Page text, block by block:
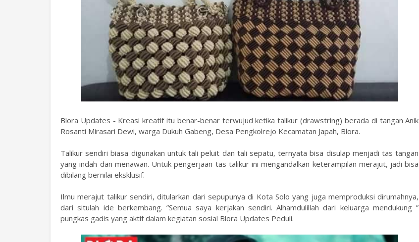
Blora Updates - Kreasi kreatif itu benar-benar terwujud ketika talikur (drawstring) berada di tangan Anik
Rosanti Mirasari Dewi, warga Dukuh Gabeng, Desa Pengkolrejo Kecamatan Japah, Blora.
Talikur sendiri biasa digunakan untuk tali peluit dan tali sepatu, ternyata bisa disulap menjadi tas tangan
yang indah dan menawan. Untuk pengerjaan tas talikur ini mengandalkan keterampilan merajut, jadi bisa
dibilang bernilai eksklusif.
Ilmu merajut talikur sendiri, ditularkan dari sepupunya di Kota Solo yang juga memproduksi dirumahnya,
dari situlah ide berkembang. ”Semua saya kerjakan sendiri. Alhamdulillah dari keluarga mendukung ”
pungkas gadis yang aktif dalam kegiatan sosial Blora Updates Peduli.